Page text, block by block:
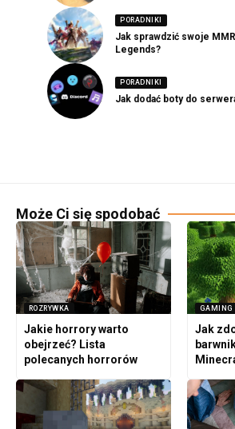
PORADNIKI
Jak sprawdzić swoje
Legends?
PORADNIKI
Jak dodać boty do
Może Ci się spodobać
ROZRYWKA
Jakie horrory warto
obejrzeć? Lista
polecanych horrorów
GAMING
Jak